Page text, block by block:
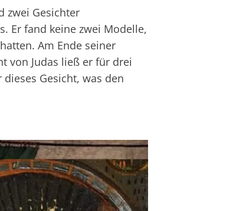
zwei Gesichter
Er fand keine zwei Modelle,
Am Ende seiner
von Judas ließ er für drei
Gesicht, was den